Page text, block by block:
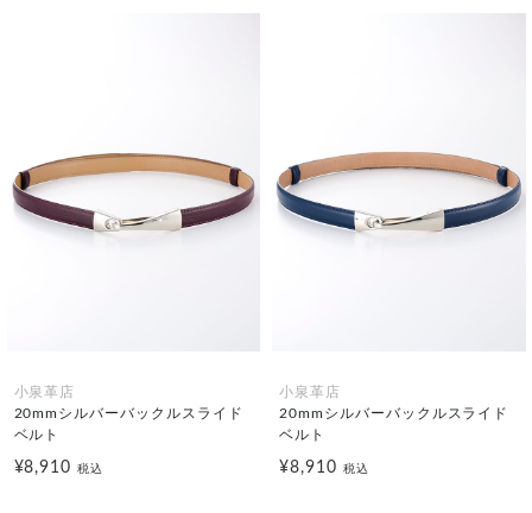
小泉革店
20mmシルバーバックルスライド
ベルト
¥8,910税込
小泉革店
20mmシルバーバックルスライド
ベルト
¥8,910 税込